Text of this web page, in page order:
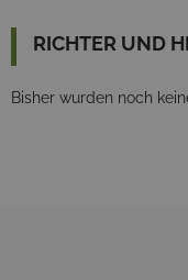
RICHTER UND
Bisher wurden noch